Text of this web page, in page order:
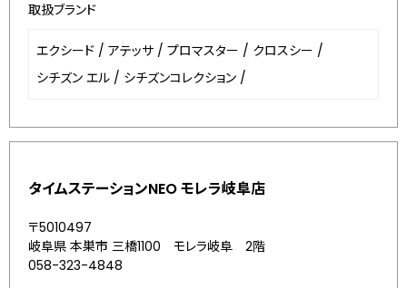
取扱ブランド
エクシード / アテッサ / プロマスター / クロスシー /
シチズン エル / シチズンコレクション /
タイムステーションNEO モレラ岐阜店
〒5010497
岐阜県 本巣市 三橋1100 モレラ岐阜 2階
058-323-4848